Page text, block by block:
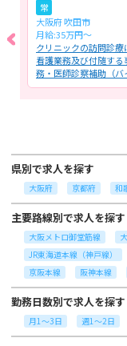
常
大阪府 吹田市
月給:35万円～
クリニックの訪問診療
看護業務及び付随する
務・医師診察補助（
県別で求人を探す
大阪府 京都府 和
主要路線別で求人を探す
大阪メトロ御堂筋線
JR東海道本線（神戸線）
京阪本線
阪神本線
勤務日数別で求人を探す
月1～3日 週1～2日